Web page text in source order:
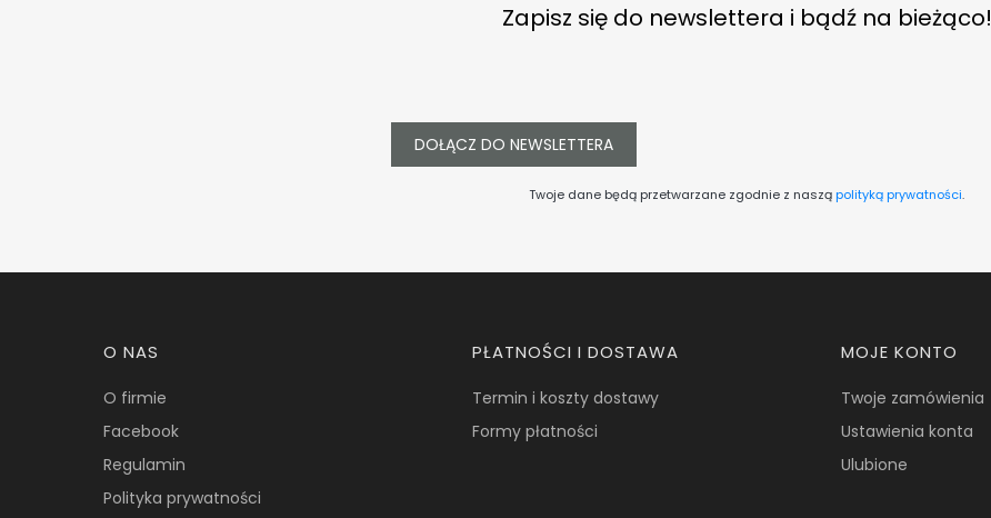
Zapisz się do newslettera i bądź na bieżąco!
DOŁĄCZ DO NEWSLETTERA
Twoje dane będą przetwarzane zgodnie z nasząpolityką prywatności.
Linki w stopce
O NAS
O firmie
Facebook
Regulamin
Polityka prywatności
PŁATNOŚCI I DOSTAWA
Termin i koszty dostawy
Formy płatności
MOJE KONTO
Twoje zamówienia
Ustawienia konta
Ulubione